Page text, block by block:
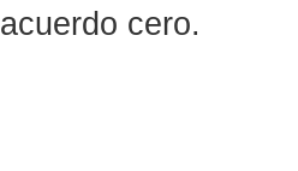
acuerdo cero.